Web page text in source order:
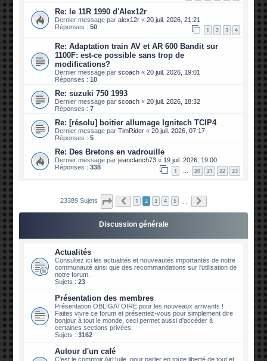
Re: le 11R 1990 d'Alex12r
Dernier message paralex12r «20 juil. 2026, 21:21
Réponses :50 1 2 3 4
Re: Adaptation train AV et AR 600 Bandit sur
1100F: est-ce possible sans trop de
modifications?
Dernier message parscoach «20 juil. 2026, 19:01
Réponses :10
Re: suzuki 750 1993
Dernier message parscoach «20 juil. 2026, 18:32
Réponses :7
Re: [résolu] boitier allumage Ignitech TCIP4
Dernier message parTimRider «20 juil. 2026, 07:17
Réponses :5
Re: Des Bretons en vadrouille
Dernier message parjeanclanch73 « 19 juil. 2026, 19:00
Réponses :338 1 … 20 21 22 23
23389 Sujets Page2sur2339
Précédente
1 2 3 4 5 …
Discussion générale
Actualités
Consultez ici les actualités et nouveautés importantes de notre
communauté ainsi que des recommandations sur l'utilisation de
notre forum.
Sujets :23
Présentation des membres
Présentation OBLIGATOIRE pour les nouveaux arrivants !
Faites vivre ce forum et présentez-vous pour simplement dire
bonjour à tout le monde, ceci permet aussi d'accéder à
certaines sections privées.
Sujets :3162
Autour d'un café
C'est le comptoir AirHuile, pour parler en toute liberté de tout et